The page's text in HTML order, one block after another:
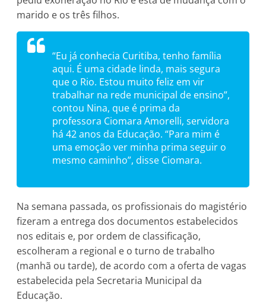
marido e os três filhos.
“Eu já conhecia Curitiba, tenho família
aqui. É uma cidade linda, mais segura
que o Rio. Estou muito feliz em vir
trabalhar na rede municipal de ensino”,
contou Nina, que é prima da
professora Ciomara Amorelli, servidora
há 42 anos da Educação. “Para mim é
uma emoção ver minha prima seguir o
mesmo caminho”, disse Ciomara.
Na semana passada, os profissionais do magistério
fizeram a entrega dos documentos estabelecidos
nos editais e, por ordem de classificação,
escolheram a regional e o turno de trabalho
(manhã ou tarde), de acordo com a oferta de vagas
estabelecida pela Secretaria Municipal da
Educação.